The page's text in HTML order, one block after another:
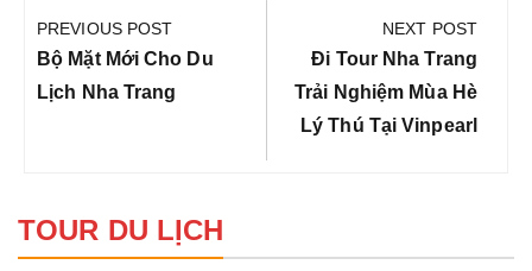
hướng
bài
viết
PREVIOUS POST
Previous
Post:
Bộ Mặt Mới Cho Du
Lịch Nha Trang
NEXT POST
Next
Post:
Đi Tour Nha Trang
Trải Nghiệm Mùa Hè
Lý Thú Tại Vinpearl
TOUR DU LỊCH